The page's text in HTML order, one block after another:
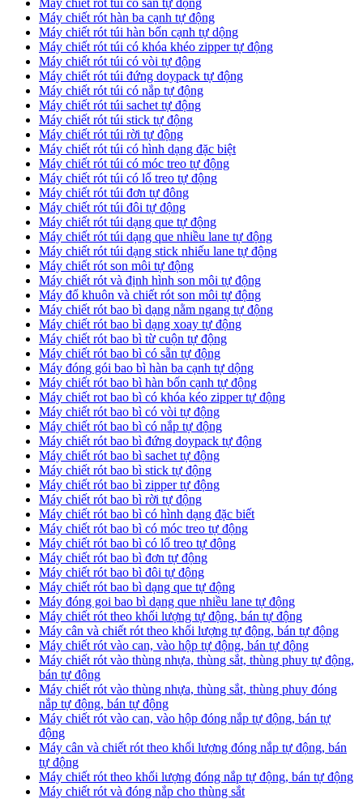
Máy chiết rót hàn ba cạnh tự động
Máy chiết rót túi hàn bốn cạnh tự dộng
Máy chiết rót túi có khóa khéo zipper tự động
Máy chiết rót túi có vòi tự động
Máy chiết rót túi đứng doypack tự động
Máy chiết rót túi có nắp tự động
Máy chiết rót túi sachet tự động
Máy chiết rót túi stick tự động
Máy chiết rót túi rời tự động
Máy chiết rót túi có hình dạng đặc biệt
Máy chiết rót túi có móc treo tự động
Máy chiết rót túi có lổ treo tự động
Máy chiết rót túi đơn tự đông
Máy chiết rót túi đôi tự động
Máy chiết rót túi dạng que tự động
Máy chiết rót túi dạng que nhiều lane tự động
Máy chiết rót túi dạng stick nhiếu lane tự động
Máy chiết rót son môi tự động
Máy chiết rót và định hình son môi tự động
Máy đổ khuôn và chiết rót son môi tự động
Máy chiết rót bao bì dạng nằm ngang tự động
Máy chiết rót bao bì dạng xoay tự động
Máy chiết rót bao bì từ cuộn tự động
Máy chiết rót bao bì có sẵn tự động
Máy đóng gói bao bì hàn ba cạnh tự dộng
Máy chiết rót bao bì hàn bốn cạnh tự động
Máy chiết rot bao bì có khóa kéo zipper tự động
Máy chiết rót bao bì có vòi tự động
Máy chiết rót bao bì có nắp tự động
Máy chiết rót bao bì đứng doypack tự động
Máy chiết rót bao bì sachet tự động
Máy chiết rót bao bì stick tự động
Máy chiết rót bao bì zipper tự động
Máy chiết rót bao bì rời tự động
Máy chiết rót bao bì có hình dạng đặc biết
Máy chiết rót bao bì có móc treo tự động
Máy chiết rót bao bì có lổ treo tự động
Máy chiết rót bao bì đơn tự động
Máy chiết rót bao bì đôi tự động
Máy chiết rót bao bì dạng que tự động
Máy đóng goi bao bì dạng que nhiều lane tự động
Máy chiết rót theo khối lượng tự động, bán tự động
Máy cân và chiết rót theo khối lượng tự động, bán tự động
Máy chiết rót vào can, vào hộp tự động, bán tự động
Máy chiết rót vào thùng nhựa, thùng sắt, thùng phuy tự động,
bán tự động
Máy chiết rót vào thùng nhựa, thùng sắt, thùng phuy đóng
nắp tự động, bán tự động
Máy chiết rót vào can, vào hộp đóng nắp tự động, bán tự
động
Máy cân và chiết rót theo khối lượng đóng nắp tự động, bán
tự động
Máy chiết rót theo khối lượng đóng nắp tự động, bán tự động
Máy chiết rót và đóng nắp cho thùng sắt